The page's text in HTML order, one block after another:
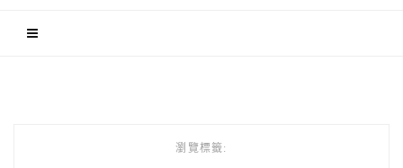
瀏覽標籤: